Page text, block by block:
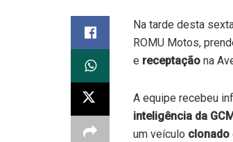
Na tarde desta
ROMU Motos,
e receptação na
A equipe recebeu
inteligência da GCM
um veículo clonado